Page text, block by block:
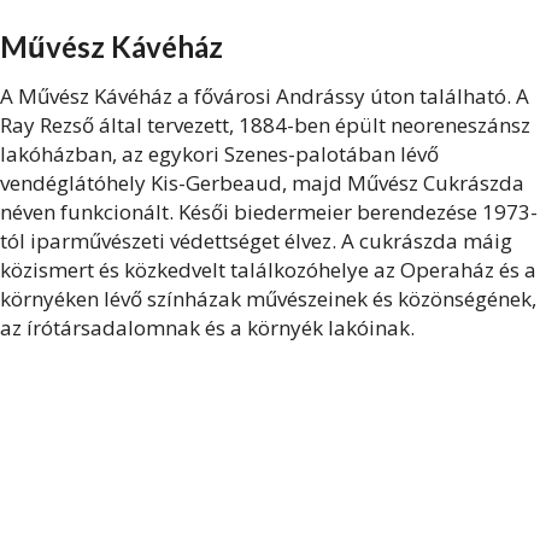
Művész Kávéház
A Művész Kávéház a fővárosi Andrássy úton található. A
Ray Rezső által tervezett, 1884-ben épült neoreneszánsz
lakóházban, az egykori Szenes-palotában lévő
vendéglátóhely Kis-Gerbeaud, majd Művész Cukrászda
néven funkcionált. Késői biedermeier berendezése 1973-
tól iparművészeti védettséget élvez. A cukrászda máig
közismert és közkedvelt találkozóhelye az Operaház és a
környéken lévő színházak művészeinek és közönségének,
az írótársadalomnak és a környék lakóinak.